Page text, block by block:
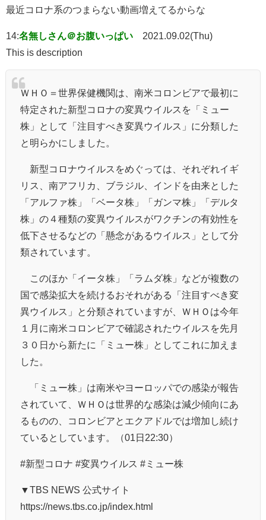
最近コロナ系のつまらない動画増えてるからな
14:名無しさん＠お腹いっぱい
2021.09.02(Thu)
This is description
ＷＨＯ＝世界保健機関は、南米コロンビアで最初に
特定された新型コロナの変異ウイルスを「ミュー
株」として「注目すべき変異ウイルス」に分類した
と明らかにしました。
新型コロナウイルスをめぐっては、それぞれイギ
リス、南アフリカ、ブラジル、インドを由来とした
「アルファ株」「ベータ株」「ガンマ株」「デルタ
株」の４種類の変異ウイルスがワクチンの有効性を
低下させるなどの「懸念があるウイルス」として分
類されています。
このほか「イータ株」「ラムダ株」などが複数の
国で感染拡大を続けるおそれがある「注目すべき変
異ウイルス」と分類されていますが、ＷＨＯは今年
１月に南米コロンビアで確認されたウイルスを先月
３０日から新たに「ミュー株」としてこれに加えま
した。
「ミュー株」は南米やヨーロッパでの感染が報告
されていて、ＷＨＯは世界的な感染は減少傾向にあ
るものの、コロンビアとエクアドルでは増加し続け
ているとしています。（01日22:30）
#新型コロナ #変異ウイルス #ミュー株
▼TBS NEWS 公式サイト
https://news.tbs.co.jp/index.html